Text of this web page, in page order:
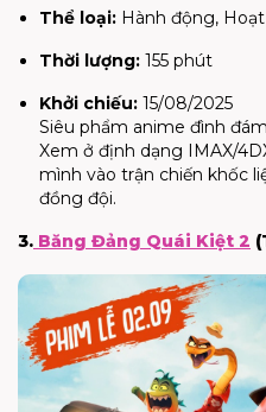
Thể loại: Hành động,
Thời lượng: 155 phút
Khởi chiếu: 15/08/2025
Siêu phẩm anime đình
Xem ở định dạng IMAX/
mình vào trận chiến khốc
đồng đội.
3. Băng Đảng Quái Kiệt 2